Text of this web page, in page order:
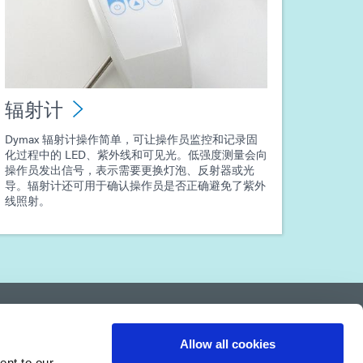
Allow all cookies
辐射计
Dymax 辐射计操作简单，可让操作员监控和记录固
化过程中的 LED、紫外线和可见光。低强度测量会向
操作员发出信号，表示需要更换灯泡、反射器或光
导。辐射计还可用于确认操作员是否正确避免了紫外
线照射。